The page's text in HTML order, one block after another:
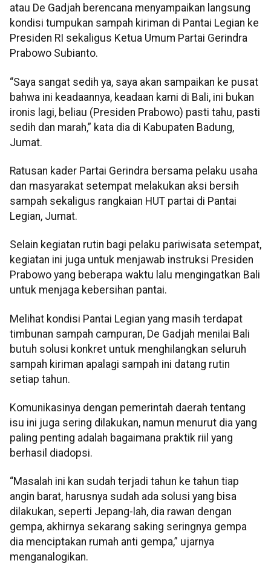
atau De Gadjah berencana menyampaikan langsung
kondisi tumpukan sampah kiriman di Pantai Legian ke
Presiden RI sekaligus Ketua Umum Partai Gerindra
Prabowo Subianto.
“Saya sangat sedih ya, saya akan sampaikan ke pusat
bahwa ini keadaannya, keadaan kami di Bali, ini bukan
ironis lagi, beliau (Presiden Prabowo) pasti tahu, pasti
sedih dan marah,” kata dia di Kabupaten Badung,
Jumat.
Ratusan kader Partai Gerindra bersama pelaku usaha
dan masyarakat setempat melakukan aksi bersih
sampah sekaligus rangkaian HUT partai di Pantai
Legian, Jumat.
Selain kegiatan rutin bagi pelaku pariwisata setempat,
kegiatan ini juga untuk menjawab instruksi Presiden
Prabowo yang beberapa waktu lalu mengingatkan Bali
untuk menjaga kebersihan pantai.
Melihat kondisi Pantai Legian yang masih terdapat
timbunan sampah campuran, De Gadjah menilai Bali
butuh solusi konkret untuk menghilangkan seluruh
sampah kiriman apalagi sampah ini datang rutin
setiap tahun.
Komunikasinya dengan pemerintah daerah tentang
isu ini juga sering dilakukan, namun menurut dia yang
paling penting adalah bagaimana praktik riil yang
berhasil diadopsi.
“Masalah ini kan sudah terjadi tahun ke tahun tiap
angin barat, harusnya sudah ada solusi yang bisa
dilakukan, seperti Jepang-lah, dia rawan dengan
gempa, akhirnya sekarang saking seringnya gempa
dia menciptakan rumah anti gempa,” ujarnya
menganalogikan.